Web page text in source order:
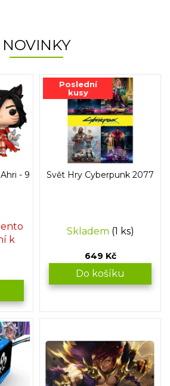
NOVINKY
- 9
k
Poslední
kusy
Svět Hry Cyberpunk 2077
Skladem (1 ks)
649 Kč
Do košíku